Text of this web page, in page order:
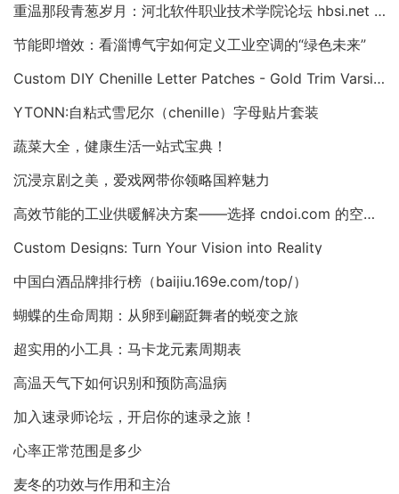
重温那段青葱岁月：河北软件职业技术学院论坛 hbsi.net —— 2007 年至今的校园数字记忆
节能即增效：看淄博气宇如何定义工业空调的“绿色未来”
Custom DIY Chenille Letter Patches - Gold Trim Varsity Alphabet Appliques
YTONN:自粘式雪尼尔（chenille）字母贴片套装
蔬菜大全，健康生活一站式宝典！
沉浸京剧之美，爱戏网带你领略国粹魅力
高效节能的工业供暖解决方案——选择 cndoi.com 的空气对空气换热器与AHU
Custom Designs: Turn Your Vision into Reality
中国白酒品牌排行榜（baijiu.169e.com/top/）
蝴蝶的生命周期：从卵到翩跹舞者的蜕变之旅
超实用的小工具：马卡龙元素周期表
高温天气下如何识别和预防高温病
加入速录师论坛，开启你的速录之旅！
心率正常范围是多少
麦冬的功效与作用和主治